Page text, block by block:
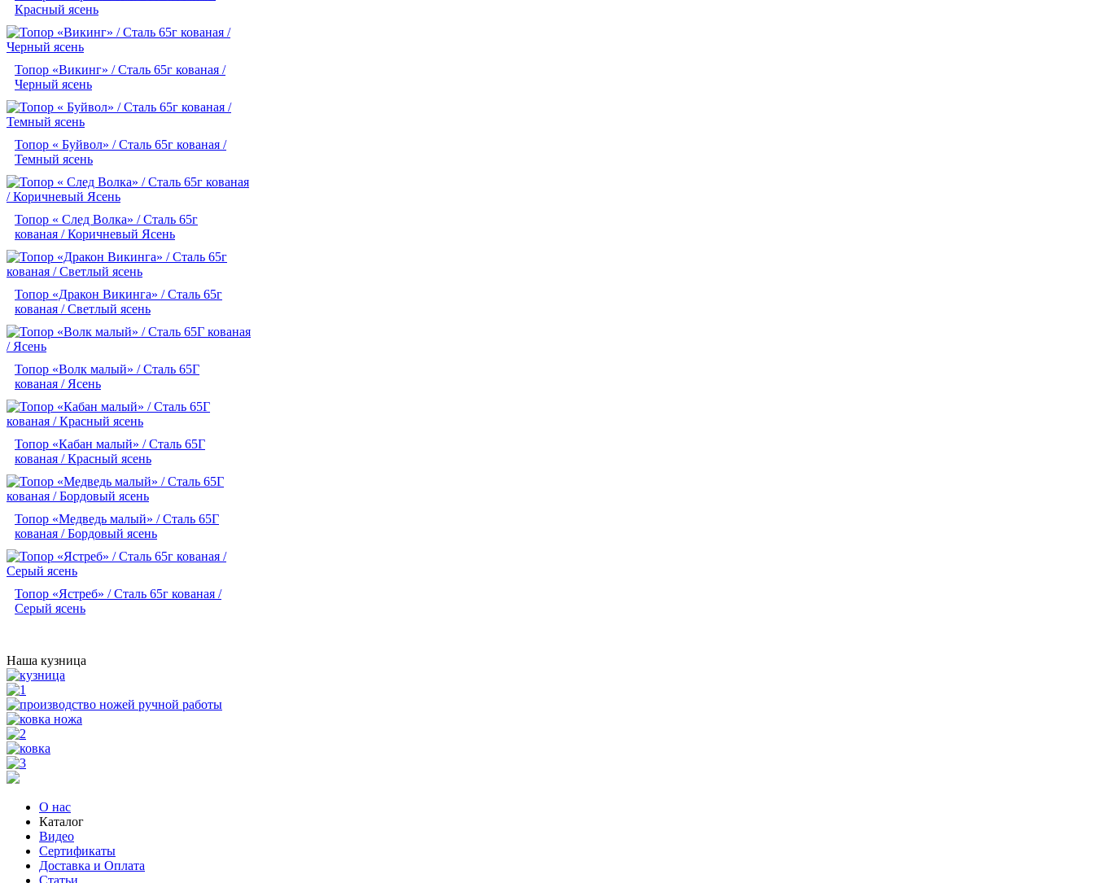
Красный ясень
Топор «Викинг» / Сталь 65г кованая /
Черный ясень
Топор « Буйвол» / Сталь 65г кованая /
Темный ясень
Топор « След Волка» / Сталь 65г
кованая / Коричневый Ясень
Топор «Дракон Викинга» / Сталь 65г
кованая / Светлый ясень
Топор «Волк малый» / Сталь 65Г
кованая / Ясень
Топор «Кабан малый» / Сталь 65Г
кованая / Красный ясень
Топор «Медведь малый» / Сталь 65Г
кованая / Бордовый ясень
Топор «Ястреб» / Сталь 65г кованая /
Серый ясень
Наша кузница
О нас
Каталог
Видео
Сертификаты
Доставка и Оплата
Статьи